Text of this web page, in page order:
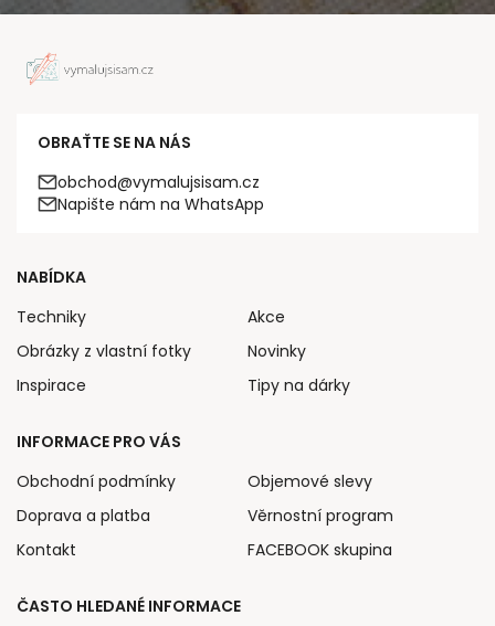
OBRAŤTE SE NA NÁS
obchod@vymalujsisam.cz
Napište nám na WhatsApp
NABÍDKA
Techniky
Obrázky z vlastní fotky
Inspirace
Akce
Novinky
Tipy na dárky
INFORMACE PRO VÁS
Obchodní podmínky
Doprava a platba
Kontakt
Objemové slevy
Věrnostní program
FACEBOOK skupina
ČASTO HLEDANÉ INFORMACE